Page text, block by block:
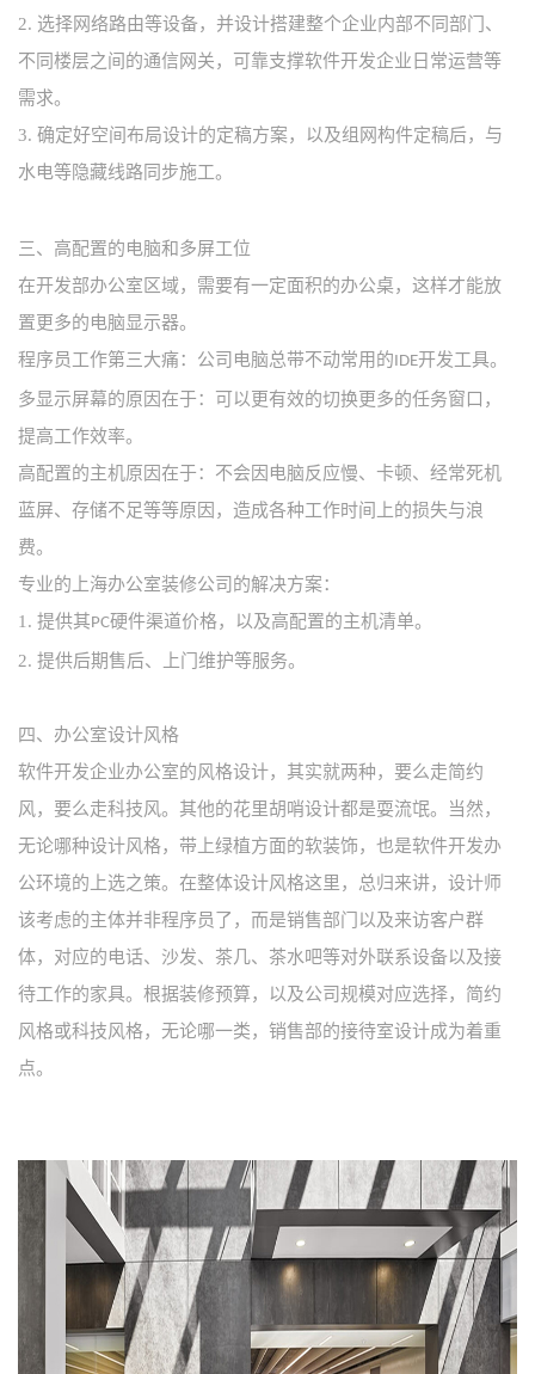
2. 选择网络路由等设备，并设计搭建整个企业内部不同部门、
不同楼层之间的通信网关，可靠支撑软件开发企业日常运营等
需求。
3. 确定好空间布局设计的定稿方案，以及组网构件定稿后，与
水电等隐藏线路同步施工。
三、 高配置的电脑和多屏工位
在开发部办公室区域，需要有一定面积的办公桌，这样才能放
置更多的电脑显示器。
程序员工作第三大痛：公司电脑总带不动常用的IDE开发工具。
多显示屏幕的原因在于：可以更有效的切换更多的任务窗口，
提高工作效率。
高配置的主机原因在于：不会因电脑反应慢、卡顿、经常死机
蓝屏、存储不足等等原因，造成各种工作时间上的损失与浪
费。
专业的上海办公室装修公司的解决方案：
1. 提供其PC硬件渠道价格，以及高配置的主机清单。
2. 提供后期售后、上门维护等服务。
四、 办公室设计风格
软件开发企业办公室的风格设计，其实就两种，要么走简约
风，要么走科技风。其他的花里胡哨设计都是耍流氓。当然，
无论哪种设计风格，带上绿植方面的软装饰，也是软件开发办
公环境的上选之策。在整体设计风格这里，总归来讲，设计师
该考虑的主体并非程序员了，而是销售部门以及来访客户群
体，对应的电话、沙发、茶几、茶水吧等对外联系设备以及接
待工作的家具。根据装修预算，以及公司规模对应选择，简约
风格或科技风格，无论哪一类，销售部的接待室设计成为着重
点。